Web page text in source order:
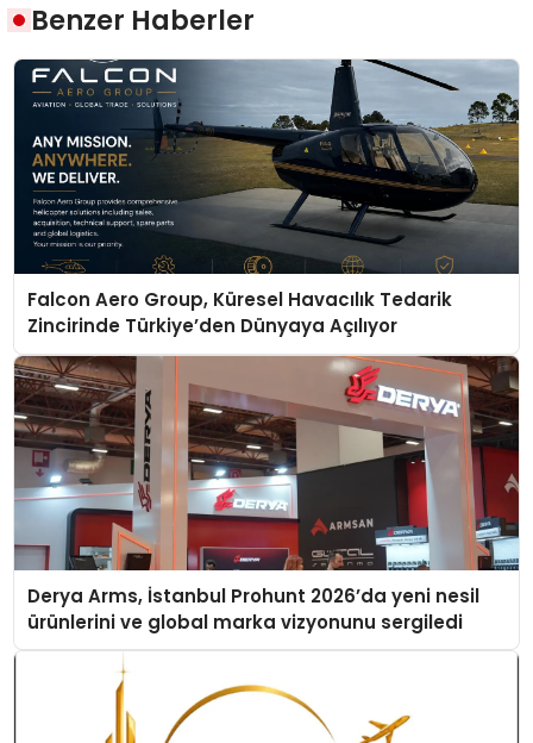
Benzer Haberler
Falcon Aero Group, Küresel Havacılık Tedarik
Zincirinde Türkiye’den Dünyaya Açılıyor
Derya Arms, İstanbul Prohunt 2026’da yeni nesil
ürünlerini ve global marka vizyonunu sergiledi